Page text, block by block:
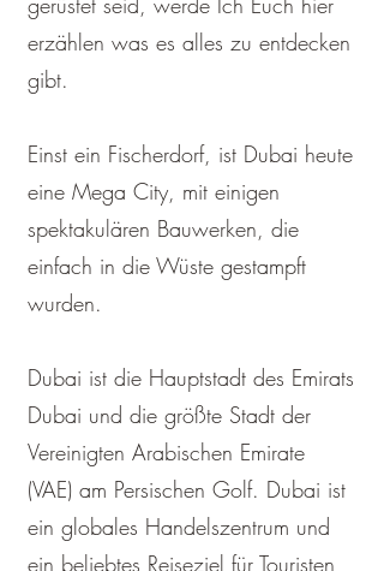
erzählen was es alles zu entdecken
gibt.
Einst ein Fischerdorf, ist Dubai heute
eine Mega City, mit einigen
spektakulären Bauwerken, die
einfach in die Wüste gestampft
wurden.
Dubai ist die Hauptstadt des Emirats
Dubai und die größte Stadt der
Vereinigten Arabischen Emirate
(VAE) am Persischen Golf. Dubai ist
ein globales Handelszentrum und
ein beliebtes Reiseziel für Touristen